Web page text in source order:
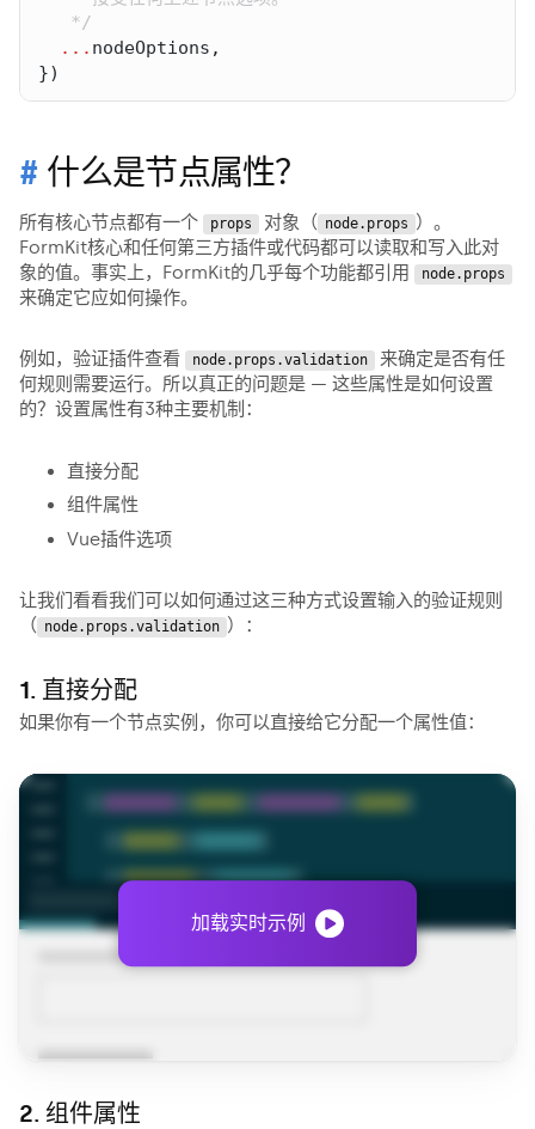
... nodeOptions
})
什么是节点属性？
所有核心节点都有一个 props 对象（ node.props ）。
FormKit核心和任何第三方插件或代码都可以读取和写入此对
象的值。事实上，FormKit的几乎每个功能都引用
node.props
来确定它应如何操作。
例如，验证插件查看 node.props.validation
来确定是否有任
何规则需要运行。所以真正的问题是 — 这些属性是如何设置
的？设置属性有3种主要机制：
直接分配
组件属性
Vue插件选项
让我们看看我们可以如何通过这三种方式设置输入的验证规则
（ node.props.validation ）：
1. 直接分配
如果你有一个节点实例，你可以直接给它分配一个属性值：
加载实时示例
2. 组件属性